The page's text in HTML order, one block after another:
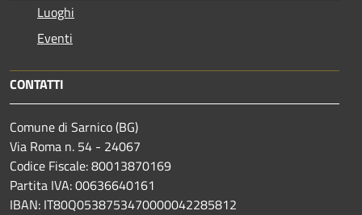
Luoghi
Eventi
CONTATTI
Comune di Sarnico (BG)
Via Roma n. 54 - 24067
Codice Fiscale: 80013870169
Partita IVA: 00636640161
IBAN: IT80Q0538753470000042285812